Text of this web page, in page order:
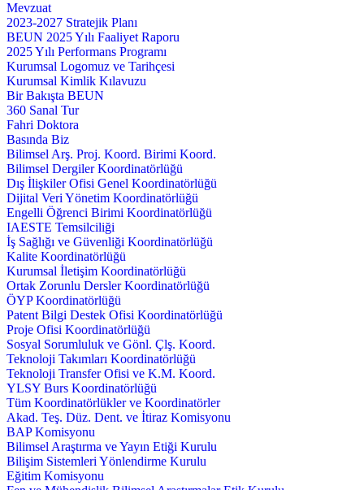
Mevzuat
2023-2027 Stratejik Planı
BEUN 2025 Yılı Faaliyet Raporu
2025 Yılı Performans Programı
Kurumsal Logomuz ve Tarihçesi
Kurumsal Kimlik Kılavuzu
Bir Bakışta BEUN
360 Sanal Tur
Fahri Doktora
Basında Biz
Bilimsel Arş. Proj. Koord. Birimi Koord.
Bilimsel Dergiler Koordinatörlüğü
Dış İlişkiler Ofisi Genel Koordinatörlüğü
Dijital Veri Yönetim Koordinatörlüğü
Engelli Öğrenci Birimi Koordinatörlüğü
IAESTE Temsilciliği
İş Sağlığı ve Güvenliği Koordinatörlüğü
Kalite Koordinatörlüğü
Kurumsal İletişim Koordinatörlüğü
Ortak Zorunlu Dersler Koordinatörlüğü
ÖYP Koordinatörlüğü
Patent Bilgi Destek Ofisi Koordinatörlüğü
Proje Ofisi Koordinatörlüğü
Sosyal Sorumluluk ve Gönl. Çlş. Koord.
Teknoloji Takımları Koordinatörlüğü
Teknoloji Transfer Ofisi ve K.M. Koord.
YLSY Burs Koordinatörlüğü
Tüm Koordinatörlükler ve Koordinatörler
Akad. Teş. Düz. Dent. ve İtiraz Komisyonu
BAP Komisyonu
Bilimsel Araştırma ve Yayın Etiği Kurulu
Bilişim Sistemleri Yönlendirme Kurulu
Eğitim Komisyonu